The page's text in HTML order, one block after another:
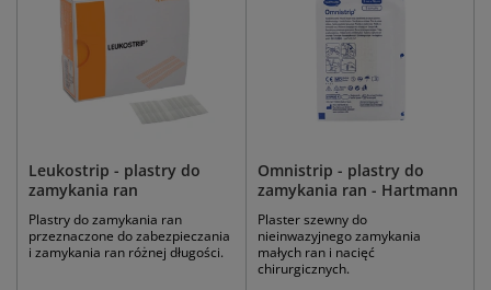
Leukostrip - plastry do
zamykania ran
Plastry do zamykania ran
przeznaczone do zabezpieczania
i zamykania ran różnej długości.
Omnistrip - plastry do
zamykania ran - Hartmann
Plaster szewny do
nieinwazyjnego zamykania
małych ran i nacięć
chirurgicznych.